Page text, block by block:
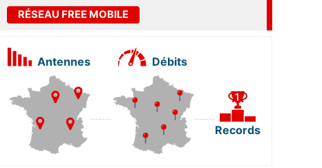
RÉSEAU FREE MOBILE
Antennes Débits
Records